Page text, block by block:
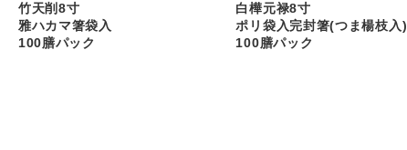
竹天削8寸
雅ハカマ箸袋入
100膳パック
白樺元禄8寸
ポリ袋入完封箸(つま楊枝入)
100膳パック